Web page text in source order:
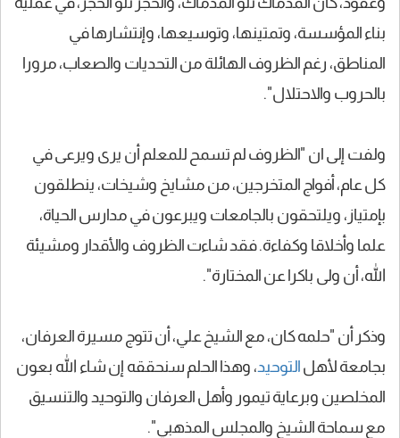
بناء المؤسسة، وتمتينها، وتوسيعها، وإنتشارها في
المناطق، رغم الظروف الهائلة من التحديات والصعاب، مرورا
بالحروب والاحتلال".
ولفت إلى ان "الظروف لم تسمح للمعلم أن يرى ويرعى في
كل عام، أفواج المتخرجين، من مشايخ وشيخات، ينطلقون
بإمتياز، ويلتحقون بالجامعات ويبرعون في مدارس الحياة،
علما وأخلاقا وكفاءة. فقد شاءت الظروف والأقدار ومشيئة
الله، أن ولى باكرا عن المختارة".
وذكر أن "حلمه كان، مع الشيخ علي، أن تتوج مسيرة العرفان،
بجامعة لأهل التوحيد، وهذا الحلم سنحققه إن شاء الله بعون
المخلصين وبرعاية تيمور وأهل العرفان والتوحيد والتنسيق
مع سماحة الشيخ والمجلس المذهبي".